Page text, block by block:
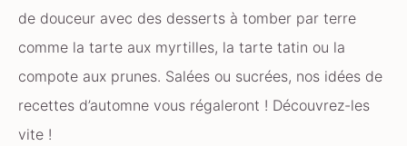
de douceur avec des desserts à tomber par terre
comme la tarte aux myrtilles, la tarte tatin ou la
compote aux prunes. Salées ou sucrées, nos idées de
recettes d’automne vous régaleront ! Découvrez-les
vite !